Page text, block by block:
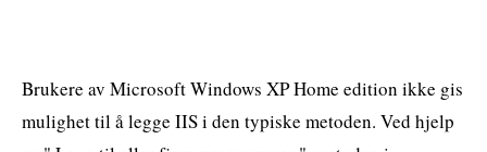
Brukere av Microsoft Windows XP Home edition ikke gis
mulighet til å legge IIS i den typiske metoden. Ved hjelp